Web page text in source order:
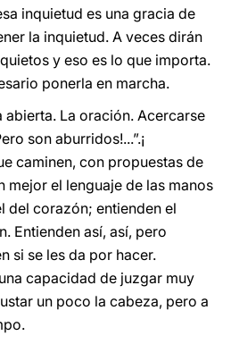
inquietud es una gracia de
la inquietud. A veces dirán
y eso es lo que importa.
ponerla en marcha.
abierta. La oración. Acercarse
son aburridos!...”.¡
caminen, con propuestas de
mejor el lenguaje de las manos
del corazón; entienden el
Entienden así, así, pero
si se les da por hacer.
capacidad de juzgar muy
un poco la cabeza, pero a